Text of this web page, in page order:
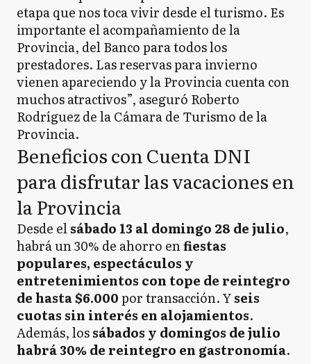
etapa que nos toca vivir desde el turismo. Es
importante el acompañamiento de la
Provincia, del Banco para todos los
prestadores. Las reservas para invierno
vienen apareciendo y la Provincia cuenta con
muchos atractivos”, aseguró Roberto
Rodríguez de la Cámara de Turismo de la
Provincia.
Beneficios con Cuenta DNI
para disfrutar las vacaciones en
la Provincia
Desde elsábado 13 al domingo 28 de julio,
habrá un 30% de ahorro enfiestas
populares, espectáculos y
entretenimientos con tope de reintegro
de hasta $6.000por transacción. Yseis
cuotas sin interés en alojamientos.
Además, lossábados y domingos de julio
habrá 30% de reintegro en gastronomía.